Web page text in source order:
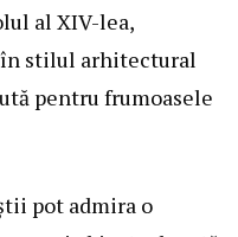
al XIV-lea,
stilul arhitectural
pentru frumoasele
pot admira o